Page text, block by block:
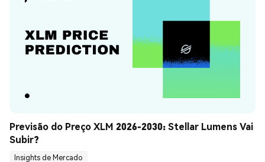
Previsão do Preço XLM 2026-2030: Stellar Lumens Vai
Subir?
Insights de Mercado